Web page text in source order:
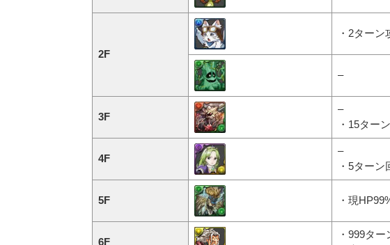
2F
・2ターン
–
3F
–
・15ター
4F
–
・5ターン
5F ・現
6F
・999タ